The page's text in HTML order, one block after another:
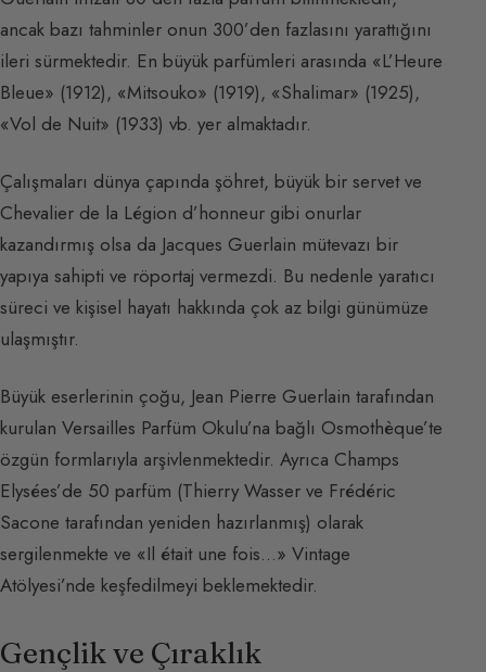
ancak bazı tahminler onun 300’den fazlasını yarattığını
ileri sürmektedir. En büyük parfümleri arasında «L’Heure
Bleue» (1912), «Mitsouko» (1919), «Shalimar» (1925),
«Vol de Nuit» (1933) vb. yer almaktadır.
Çalışmaları dünya çapında şöhret, büyük bir servet ve
Chevalier de la Légion d’honneur gibi onurlar
kazandırmış olsa da Jacques Guerlain mütevazı bir
yapıya sahipti ve röportaj vermezdi. Bu nedenle yaratıcı
süreci ve kişisel hayatı hakkında çok az bilgi günümüze
ulaşmıştır.
Büyük eserlerinin çoğu, Jean Pierre Guerlain tarafından
kurulan Versailles Parfüm Okulu’na bağlı Osmothèque’te
özgün formlarıyla arşivlenmektedir. Ayrıca Champs
Elysées’de 50 parfüm (Thierry Wasser ve Frédéric
Sacone tarafından yeniden hazırlanmış) olarak
sergilenmekte ve «Il était une fois…» Vintage
Atölyesi’nde keşfedilmeyi beklemektedir.
Gençlik ve Çıraklık